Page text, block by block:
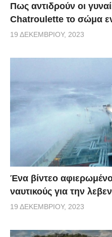
Πως αντιδρούν οι
Chatroulette το σώμα
19 ΔΕΚΕΜΒΡΊΟΥ, 2023
Ένα βίντεο
ναυτικούς για την
19 ΔΕΚΕΜΒΡΊΟΥ, 2023